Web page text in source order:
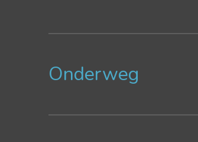
Onderweg